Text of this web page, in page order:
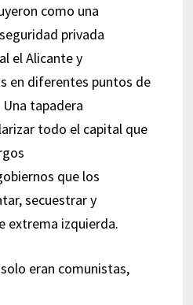
como una
privada
el Alicante y
en diferentes puntos de
tapadera
todo el capital que
que los
secuestrar y
extrema izquierda.
eran comunistas,